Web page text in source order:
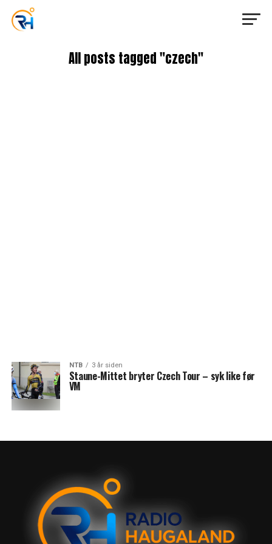
All posts tagged "czech"
NTB 3 år siden
Staune-Mittet bryter Czech Tour – syk like før
VM